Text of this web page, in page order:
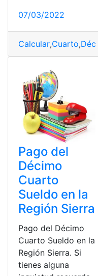
07/03/2022
Calcular,Cuarto,
Pago del
Décimo
Cuarto
Sueldo en la
Región Sierra
Pago del Décimo
Cuarto Sueldo en la
Región Sierra. Si
tienes alguna